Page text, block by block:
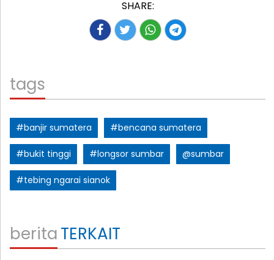
SHARE:
tags
#banjir sumatera #bencana sumatera
#bukit tinggi #longsor sumbar @sumbar
#tebing ngarai sianok
beritaTERKAIT